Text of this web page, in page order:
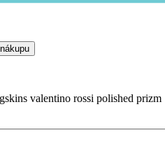
valentino rossi polished prizm